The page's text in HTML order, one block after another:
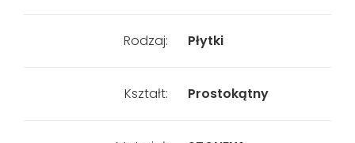
Rodzaj: Płytki
Kształt: Prostokątny